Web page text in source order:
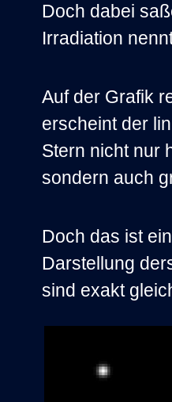
Doch dabei
Irradiation
Auf der Grafik
erscheint der
Stern nicht nur
sondern auch
Doch das ist
Darstellung
sind exakt